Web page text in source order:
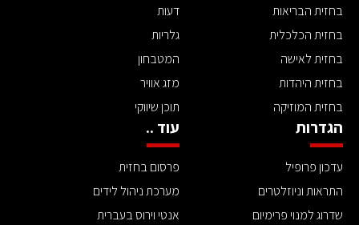
בחזית הבריאות
בחזית הכלכלית
בחזית לאישה
בחזית היהדות
בחזית המוזיקה
דעות
גלריות
המטבחון
מזג אוויר
תוכן שיווקי
הגדרות
עדכון פרופיל
התראות וניוזלטרים
שדרוג למנוי פרימיום
עוד ..
פרסום בחזית
מערכת ניהול לידים
אנטי וירוס בעברית